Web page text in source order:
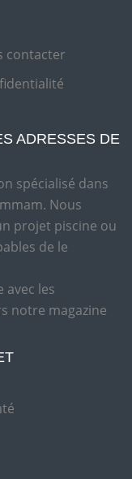
contacter
ADRESSES DE
spécialisé dans
Nous
projet piscine ou
de le
avec les
notre magazine